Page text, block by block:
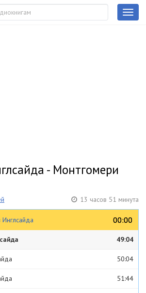
- Монтгомери
13 часов 51 минута
00:00
00:00
49:04
50:04
51:44